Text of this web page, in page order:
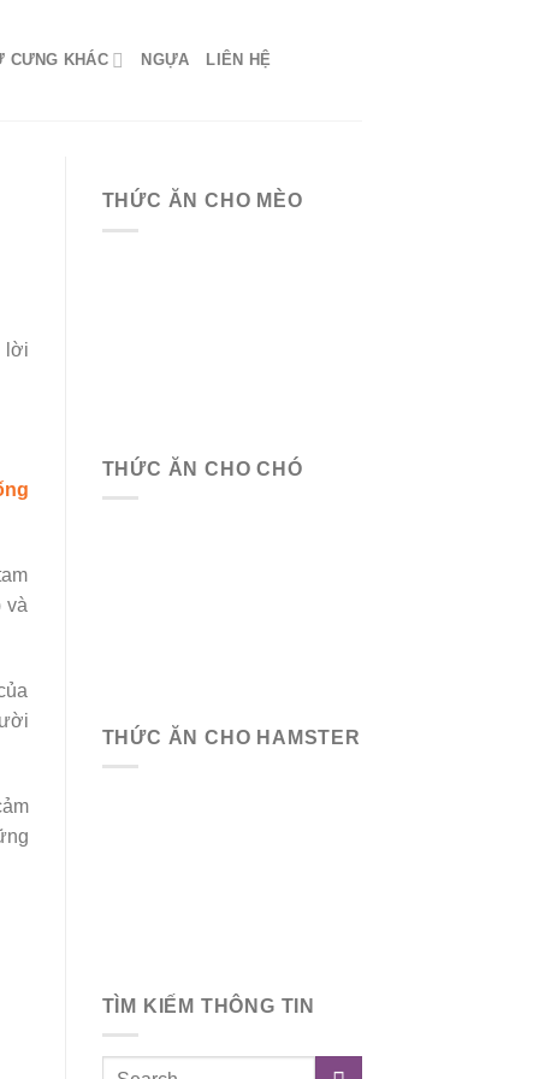
CƯNG KHÁC NGỰA LIÊN HỆ
lời
và
THỨC ĂN CHO MÈO
THỨC ĂN CHO CHÓ
THỨC ĂN CHO HAMSTER
TÌM KIẾM THÔNG TIN